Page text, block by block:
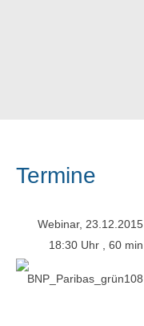
Termine
Webinar, 23.12.2015
18:30 Uhr
, 60 min